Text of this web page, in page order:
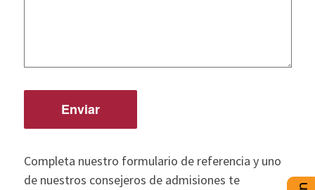
Completa nuestro formulario de referencia y uno
de nuestros consejeros de admisiones te